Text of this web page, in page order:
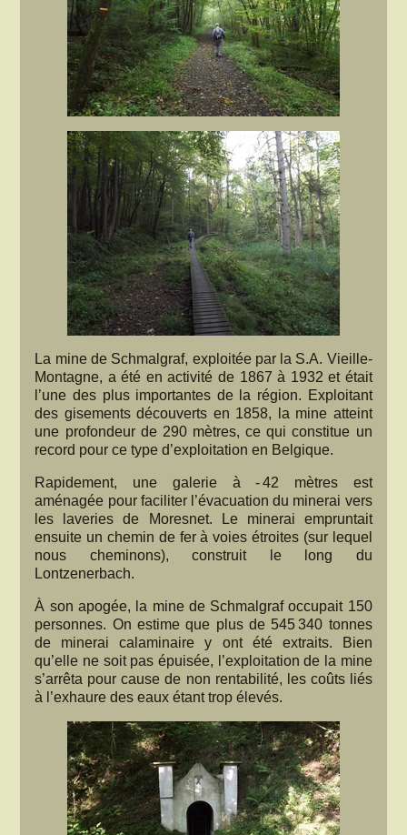
La mine de Schmalgraf, exploitée par la S.A. Vieille-
Montagne, a été en activité de 1867 à 1932 et était
l’une des plus importantes de la région. Exploitant
des gisements découverts en 1858, la mine atteint
une profondeur de 290 mètres, ce qui constitue un
record pour ce type d’exploitation en Belgique.
Rapidement, une galerie à - 42 mètres est
aménagée pour faciliter l’évacuation du minerai vers
les laveries de Moresnet. Le minerai empruntait
ensuite un chemin de fer à voies étroites (sur lequel
nous cheminons), construit le long du
Lontzenerbach.
À son apogée, la mine de Schmalgraf occupait 150
personnes. On estime que plus de 545 340 tonnes
de minerai calaminaire y ont été extraits. Bien
qu’elle ne soit pas épuisée, l’exploitation de la mine
s’arrêta pour cause de non rentabilité, les coûts liés
à l’exhaure des eaux étant trop élevés.